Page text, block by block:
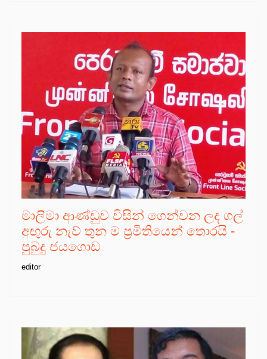
මාලිමා ආණ්ඩුව විසින් ගෙන්වන ලද ගල්
අඟුරු නැව් තුන ම ප්‍රමිතියෙන් තොරයි -
පුබුදු ජයගොඩ
editor